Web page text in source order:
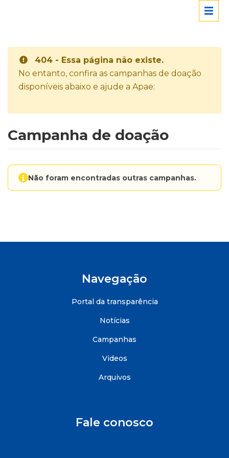
404 - Essa página não existe.
No entanto, confira as campanhas de doação
disponíveis abaixo e ajude a Apae:
Campanha de doação
Não foram encontradas outras campanhas.
Navegação
Portal da transparência
Notícias
Campanhas
Videos
Arquivos
Fale conosco